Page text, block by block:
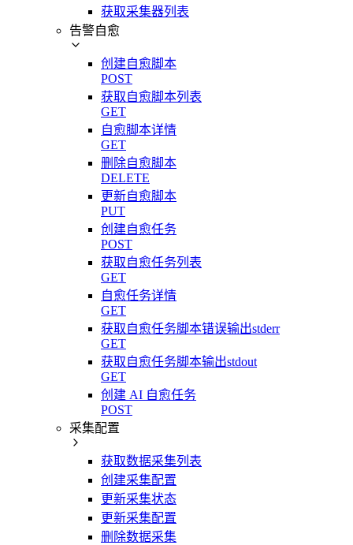
获取采集器列表
告警自愈
创建自愈脚本
POST
获取自愈脚本列表
GET
自愈脚本详情
GET
删除自愈脚本
DELETE
更新自愈脚本
PUT
创建自愈任务
POST
获取自愈任务列表
GET
自愈任务详情
GET
获取自愈任务脚本错误输出stderr
GET
获取自愈任务脚本输出stdout
GET
创建 AI 自愈任务
POST
采集配置
获取数据采集列表
创建采集配置
更新采集状态
更新采集配置
删除数据采集